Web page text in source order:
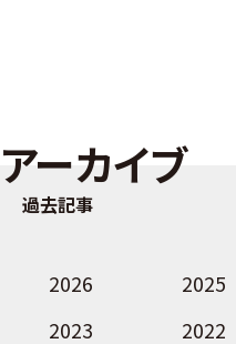
アーカイブ
過去記事
2026 2025
2023
2022